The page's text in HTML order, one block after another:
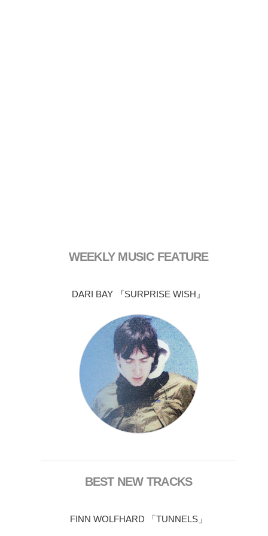
WEEKLY MUSIC FEATURE
DARI BAY 『SURPRISE WISH』
BEST NEW TRACKS
FINN WOLFHARD 「TUNNELS」